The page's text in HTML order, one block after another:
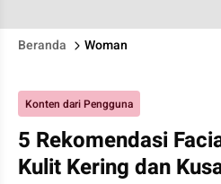
Beranda Woman
Konten dari Pengguna
5 Rekomendasi
Kulit Kering dan